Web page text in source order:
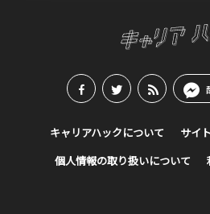
キャリアハックについて サイ
個人情報の取り扱いについて